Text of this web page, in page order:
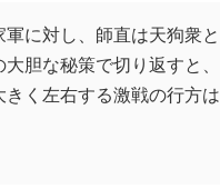
に対し、師直は天狗衆と
胆な秘策で切り返すと、
く左右する激戦の行方は